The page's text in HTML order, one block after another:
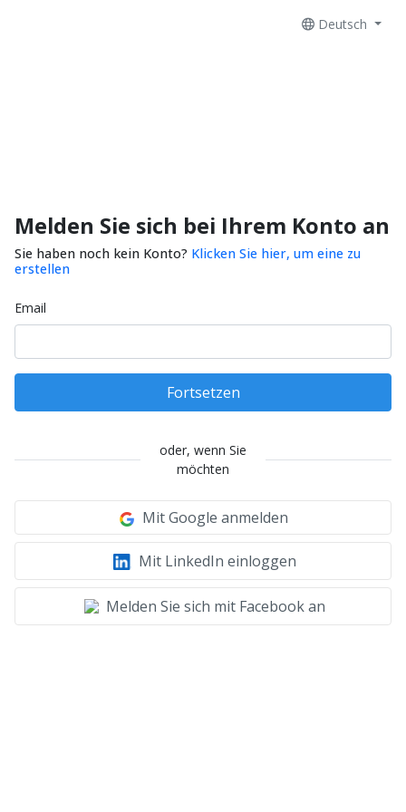
Deutsch
Melden Sie sich bei Ihrem Konto an
Sie haben noch kein Konto? Klicken Sie hier, um eine zu
erstellen
Email
Fortsetzen
oder, wenn Sie
möchten
Mit Google anmelden
Mit LinkedIn einloggen
Melden Sie sich mit Facebook an